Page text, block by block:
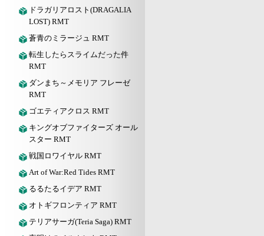
ドラガリアロスト(DRAGALIA
LOST) RMT
蒼青のミラージュ RMT
転生したらスライムだった件
RMT
ダンまち～メモリア フレーゼ
RMT
ゴエティアクロス RMT
キングオブファイターズ オール
スター RMT
戦国ロワイヤル RMT
Art of War:Red Tides RMT
るるたるイデア RMT
オトギフロンティア RMT
テリアサーガ(Teria Saga) RMT